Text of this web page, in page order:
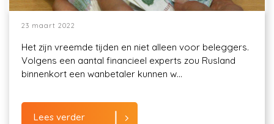
23 maart 2022
Het zijn vreemde tijden en niet alleen voor beleggers.
Volgens een aantal financieel experts zou Rusland
binnenkort een wanbetaler kunnen w...
Lees verder